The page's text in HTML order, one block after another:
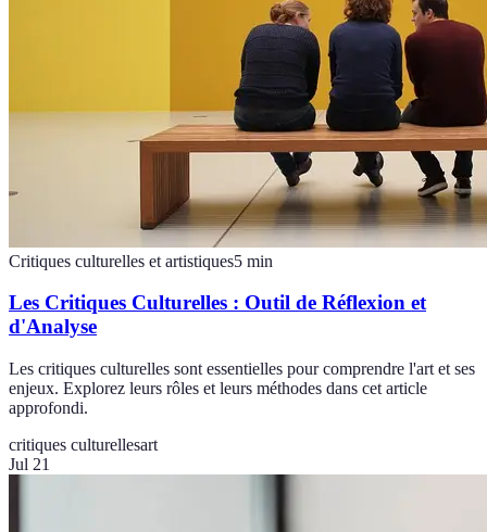
Critiques culturelles et artistiques5 min
Les Critiques Culturelles : Outil de Réflexion et
d'Analyse
Les critiques culturelles sont essentielles pour comprendre l'art et ses
enjeux. Explorez leurs rôles et leurs méthodes dans cet article
approfondi.
critiques culturellesart
Jul 21